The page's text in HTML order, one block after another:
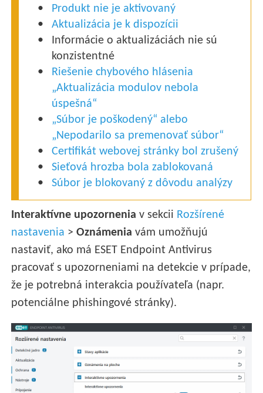
Produkt nie je aktivovaný
Aktualizácia je k dispozícii
Informácie o aktualizáciách nie sú
konzistentné
Riešenie chybového hlásenia
„Aktualizácia modulov nebola
úspešná“
„Súbor je poškodený“ alebo
„Nepodarilo sa premenovať súbor“
Certifikát webovej stránky bol zrušený
Sieťová hrozba bola zablokovaná
Súbor je blokovaný z dôvodu analýzy
Interaktívne upozornenia v sekcii Rozšírené
nastavenia >Oznámenia vám umožňujú
nastaviť, ako má ESET Endpoint Antivirus
pracovať s upozorneniami na detekcie v prípade,
že je potrebná interakcia používateľa (napr.
potenciálne phishingové stránky).